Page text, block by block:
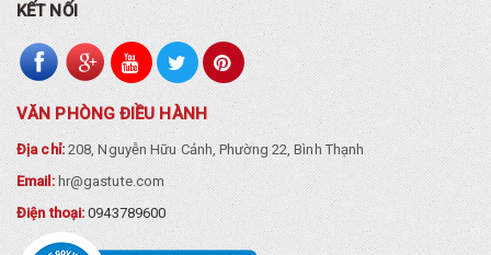
KẾT NỐI
VĂN PHÒNG ĐIỀU HÀNH
Địa chỉ:208, Nguyễn Hữu Cảnh, Phường 22, Bình Thạnh
Email:hr@gastute.com
Điện thoại:0943789600